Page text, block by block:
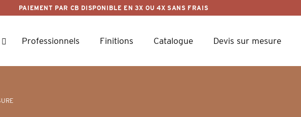
PAIEMENT PAR CB DISPONIBLE EN 3X OU 4X SANS FRAIS
Professionnels Finitions Catalogue Devis sur mesure